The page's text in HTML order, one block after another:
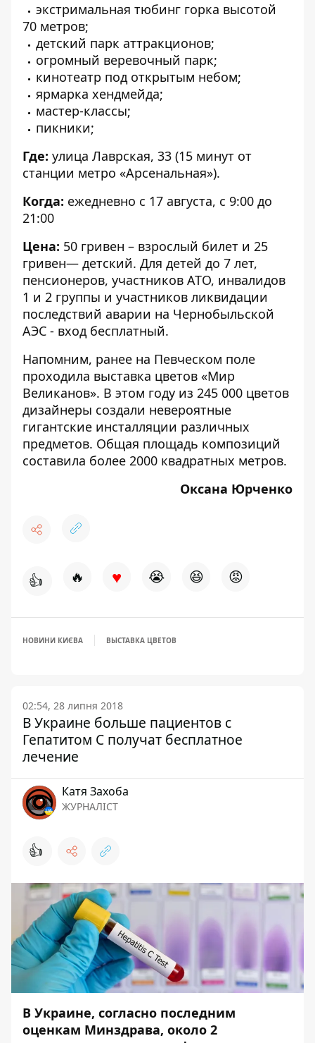
экстримальная тюбинг горка высотой
70 метров;
детский парк аттракционов;
огромный веревочный парк;
кинотеатр под открытым небом;
ярмарка хендмейда;
мастер-классы;
пикники;
Где: улица Лаврская, 33 (15 минут от
станции метро «Арсенальная»).
Когда: ежедневно с 17 августа, с 9:00 до
21:00
Цена: 50 гривен – взрослый билет и 25
гривен— детский. Для детей до 7 лет,
пенсионеров, участников АТО, инвалидов
1 и 2 группы и участников ликвидации
последствий аварии на Чернобыльской
АЭС - вход бесплатный.
Напомним, ранее на Певческом поле
проходила выставка цветов «Мир
Великанов». В этом году из 245 000 цветов
дизайнеры создали невероятные
гигантские инсталляции различных
предметов. Общая площадь композиций
составила более 2000 квадратных метров.
Оксана Юрченко
👍 🔥 ♥ 😭 😆 😡
НОВИНИ КИЄВА ВЫСТАВКА ЦВЕТОВ
02:54, 28 липня 2018
В Украине больше пациентов с
Гепатитом С получат бесплатное
лечение
Катя Захоба
ЖУРНАЛІСТ
👍
В Украине, согласно последним
оценкам Минздрава, около 2